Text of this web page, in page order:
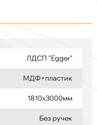
ЛДСП "Egger"
МДФ+пластик
1810х3000мм
Без ручек